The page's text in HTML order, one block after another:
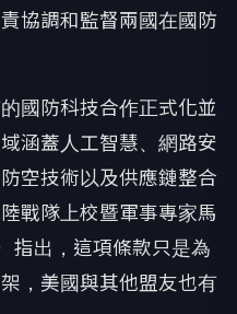
協調和監督兩國在國防
國防科技合作正式化並
涵蓋人工智慧、網路安
空技術以及供應鏈整合
戰隊上校暨軍事專家馬
指出，這項條款只是為
，美國與其他盟友也有